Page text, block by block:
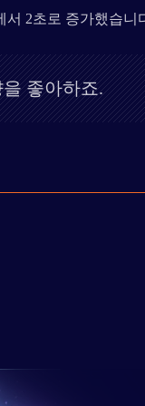
서 2초로 증가했습니
좋아하죠.